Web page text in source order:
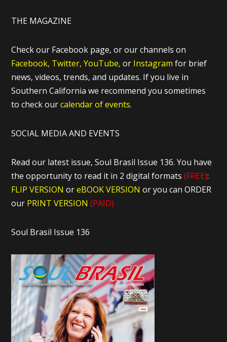
THE MAGAZINE
Check our Facebook page, or our channels on
Facebook, Twitter, YouTube, or Instagram for brief
news, videos, trends, and updates. If you live in
Southern California we recommend you sometimes
to check ourcalendar of events.
SOCIAL MEDIA AND EVENTS
Read our latest issue, Soul Brasil Issue 136. You have
the opportunity to read it in 2 digital formats(FREE):
FLIP VERSION oreBOOK VERSIONor you can ORDER
our PRINT VERSION (PAID)
Soul Brasil Issue 136